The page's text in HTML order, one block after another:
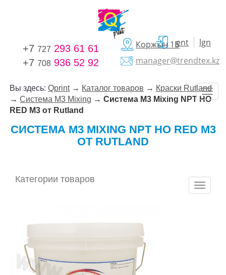
+7 727 293 61 61
+7 708 936 52 92
Коржын 1Б
manager@trendtex.kz
ent lgn
Вы здесь:Qprint→ Каталог товаров → Краски Rutland
→Система M3 Mixing →Система M3 Mixing NPT HO
RED M3 от Rutland
СИСТЕМА M3 MIXING NPT HO RED M3
ОТ RUTLAND
Категории товаров